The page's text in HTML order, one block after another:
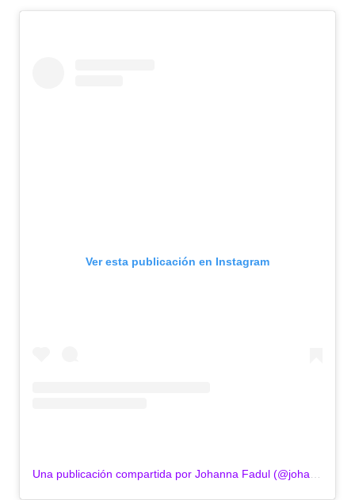
Ver esta publicación en Instagram